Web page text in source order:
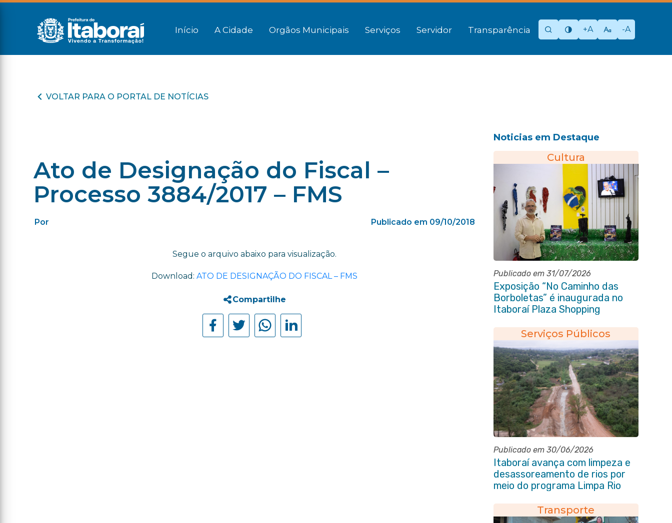
Início A Cidade Orgãos Municipais Serviços Servidor Transparência +A -A
VOLTAR PARA O PORTAL DE NOTÍCIAS
Ato de Designação do Fiscal –
Processo 3884/2017 – FMS
Por Publicado em 09/10/2018
Segue o arquivo abaixo para visualização.
Download: ATO DE DESIGNAÇÃO DO FISCAL – FMS
Compartilhe
Noticias em Destaque
Cultura
Publicado em 31/07/2026
Exposição “No Caminho das
Borboletas” é inaugurada no
Itaboraí Plaza Shopping
Serviços Públicos
Publicado em 30/06/2026
Itaboraí avança com limpeza e
desassoreamento de rios por
meio do programa Limpa Rio
Transporte